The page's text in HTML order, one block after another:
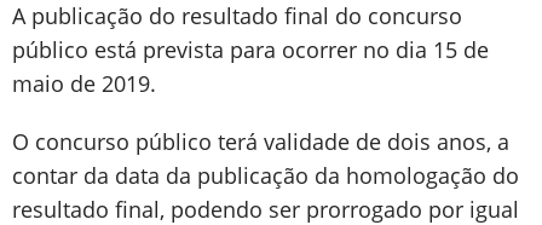
A publicação do resultado final do concurso
público está prevista para ocorrer no dia 15 de
maio de 2019.
O concurso público terá validade de dois anos, a
contar da data da publicação da homologação do
resultado final, podendo ser prorrogado por igual